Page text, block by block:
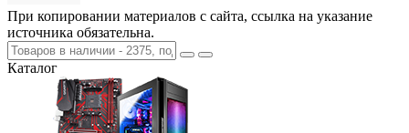
При копировании материалов с сайта, ссылка на указание
источника обязательна.
Каталог